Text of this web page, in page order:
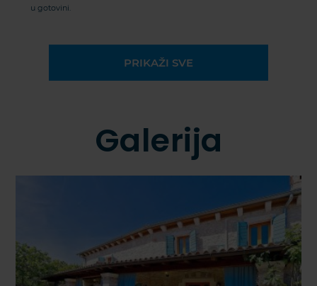
u gotovini.
PRIKAŽI SVE
Galerija